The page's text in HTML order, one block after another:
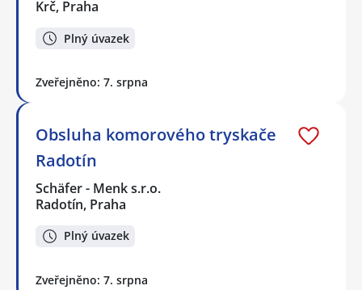
Krč, Praha
Plný úvazek
Zveřejněno: 7. srpna
Obsluha komorového tryskače
Radotín
Schäfer - Menk s.r.o.
Radotín, Praha
Plný úvazek
Zveřejněno: 7. srpna